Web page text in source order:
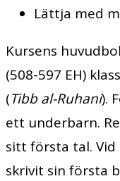
Lättja med
Kursens
(508-597 EH)
(Tibb al-Ruhani).
ett underbarn.
sitt första tal. Vid
skrivit sin första